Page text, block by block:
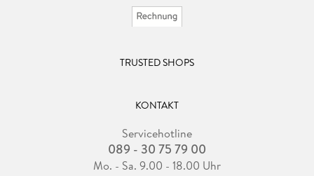
TRUSTED SHOPS
KONTAKT
Servicehotline
089 - 30 75 79 00
Mo. - Sa. 9.00 - 18.00 Uhr